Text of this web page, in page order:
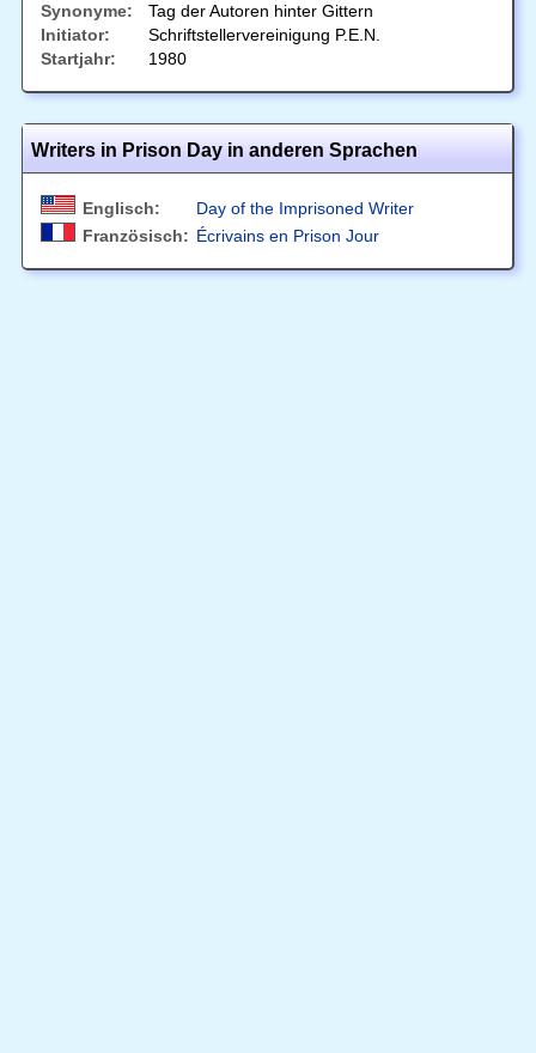
Synonyme:
Tag der Autoren hinter Gittern
Initiator:
Schriftstellervereinigung P.E.N.
Startjahr:
1980
Writers in Prison Day in anderen Sprachen
Englisch:
Day of the Imprisoned Writer
Französisch: Écrivains en Prison Jour